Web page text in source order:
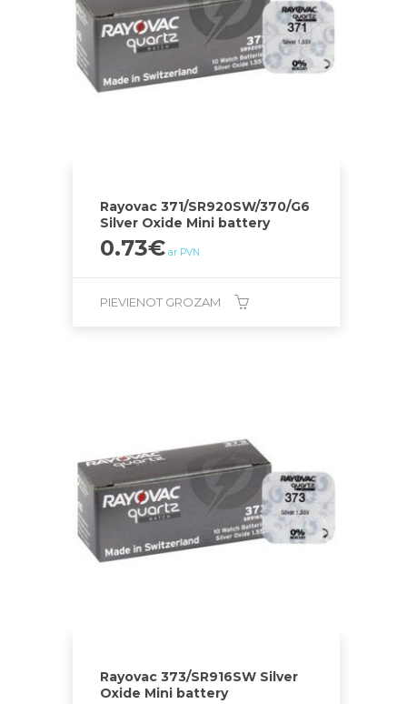
Rayovac 371/SR920SW/370/G6
Silver Oxide Mini battery
0.73€ ar PVN
PIEVIENOT GROZAM
Rayovac 373/SR916SW Silver
Oxide Mini battery